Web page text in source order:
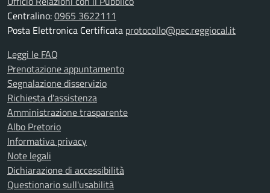
Centralino:0965 3622111
Posta Elettronica Certificata protocollo@pec.reggiocal.it
Leggi le FAQ
Prenotazione appuntamento
Segnalazione disservizio
Richiesta d'assistenza
Amministrazione trasparente
Albo Pretorio
Informativa privacy
Note legali
Dichiarazione di accessibilità
Questionario sull'usabilità